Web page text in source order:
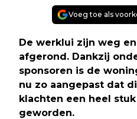
Voeg toe als
De werklui zijn weg
afgerond. Dankzij
sponsoren is de
nu zo aangepast dat
klachten een heel
geworden.